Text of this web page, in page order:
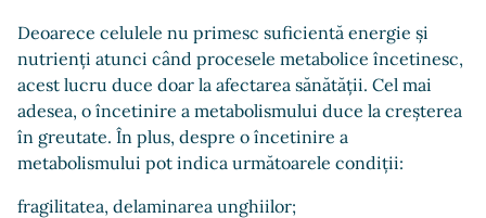
Deoarece celulele nu primesc suficientă energie și
nutrienți atunci când procesele metabolice încetinesc,
acest lucru duce doar la afectarea sănătății. Cel mai
adesea, o încetinire a metabolismului duce la creșterea
în greutate. În plus, despre o încetinire a
metabolismului pot indica următoarele condiții:
fragilitatea, delaminarea unghiilor;